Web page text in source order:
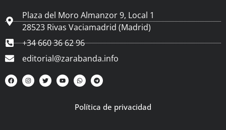
Plaza del Moro Almanzor 9, Local 1
28523 Rivas Vaciamadrid (Madrid)
+34 660 36 62 96
editorial@zarabanda.info
Política de privacidad